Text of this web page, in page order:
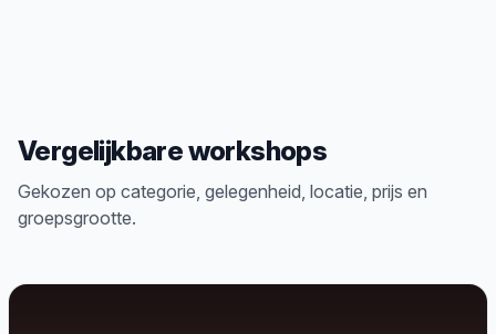
Vergelijkbare workshops
Gekozen op categorie, gelegenheid, locatie, prijs en
groepsgrootte.